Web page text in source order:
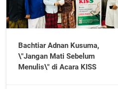
Bachtiar Adnan Kusuma,
\"Jangan Mati Sebelum
Menulis\" di Acara KISS